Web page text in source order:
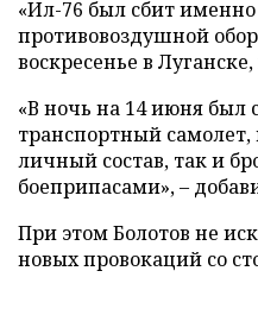
«Ил-76 был сбит
противовоздушной
воскресенье в
«В ночь на 14 июня был
транспортный
личный состав, так и
боеприпасами», –
При этом Болотов не
новых провокаций со